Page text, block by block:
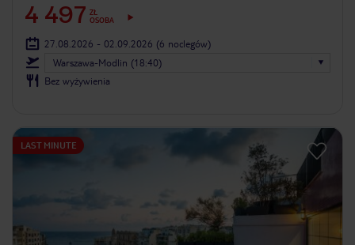
4 497 ZŁ
OSOBA
27.08.2026 - 02.09.2026 (6 noclegów)
Warszawa-Modlin (18:40)
Bez wyżywienia
LAST MINUTE